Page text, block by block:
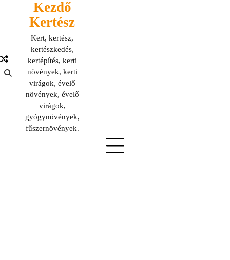
Kezdő
Kertész
Kert, kertész,
kertészkedés,
kertépítés, kerti
növények, kerti
virágok, évelő
növények, évelő
virágok,
gyógynövények,
fűszernövények.